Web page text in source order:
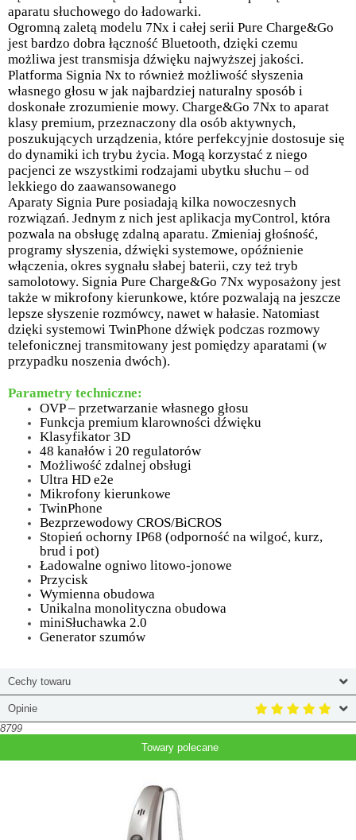
aparatu słuchowego do ładowarki.
Ogromną zaletą modelu 7Nx i całej serii Pure Charge&Go
jest bardzo dobra łączność Bluetooth, dzięki czemu
możliwa jest transmisja dźwięku najwyższej jakości.
Platforma Signia Nx to również możliwość słyszenia
własnego głosu w jak najbardziej naturalny sposób i
doskonałe zrozumienie mowy. Charge&Go 7Nx to aparat
klasy premium, przeznaczony dla osób aktywnych,
poszukujących urządzenia, które perfekcyjnie dostosuje się
do dynamiki ich trybu życia. Mogą korzystać z niego
pacjenci ze wszystkimi rodzajami ubytku słuchu – od
lekkiego do zaawansowanego
Aparaty Signia Pure posiadają kilka nowoczesnych
rozwiązań. Jednym z nich jest aplikacja myControl, która
pozwala na obsługę zdalną aparatu. Zmieniaj głośność,
programy słyszenia, dźwięki systemowe, opóźnienie
włączenia, okres sygnału słabej baterii, czy też tryb
samolotowy. Signia Pure Charge&Go 7Nx wyposażony jest
także w mikrofony kierunkowe, które pozwalają na jeszcze
lepsze słyszenie rozmówcy, nawet w hałasie. Natomiast
dzięki systemowi TwinPhone dźwięk podczas rozmowy
telefonicznej transmitowany jest pomiędzy aparatami (w
przypadku noszenia dwóch).
Parametry techniczne:
OVP – przetwarzanie własnego głosu
Funkcja premium klarowności dźwięku
Klasyfikator 3D
48 kanałów i 20 regulatorów
Możliwość zdalnej obsługi
Ultra HD e2e
Mikrofony kierunkowe
TwinPhone
Bezprzewodowy CROS/BiCROS
Stopień ochorny IP68 (odporność na wilgoć, kurz,
brud i pot)
Ładowalne ogniwo litowo-jonowe
Przycisk
Wymienna obudowa
Unikalna monolityczna obudowa
miniSłuchawka 2.0
Generator szumów
Cechy towaru
Opinie
8799
Towary polecane